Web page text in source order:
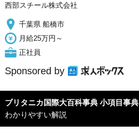
西部スチール株式会社
千葉県 船橋市
月給25万円～
正社員
Sponsored by
ブリタニカ国際大百科事典 小項目事典
わかりやすい解説